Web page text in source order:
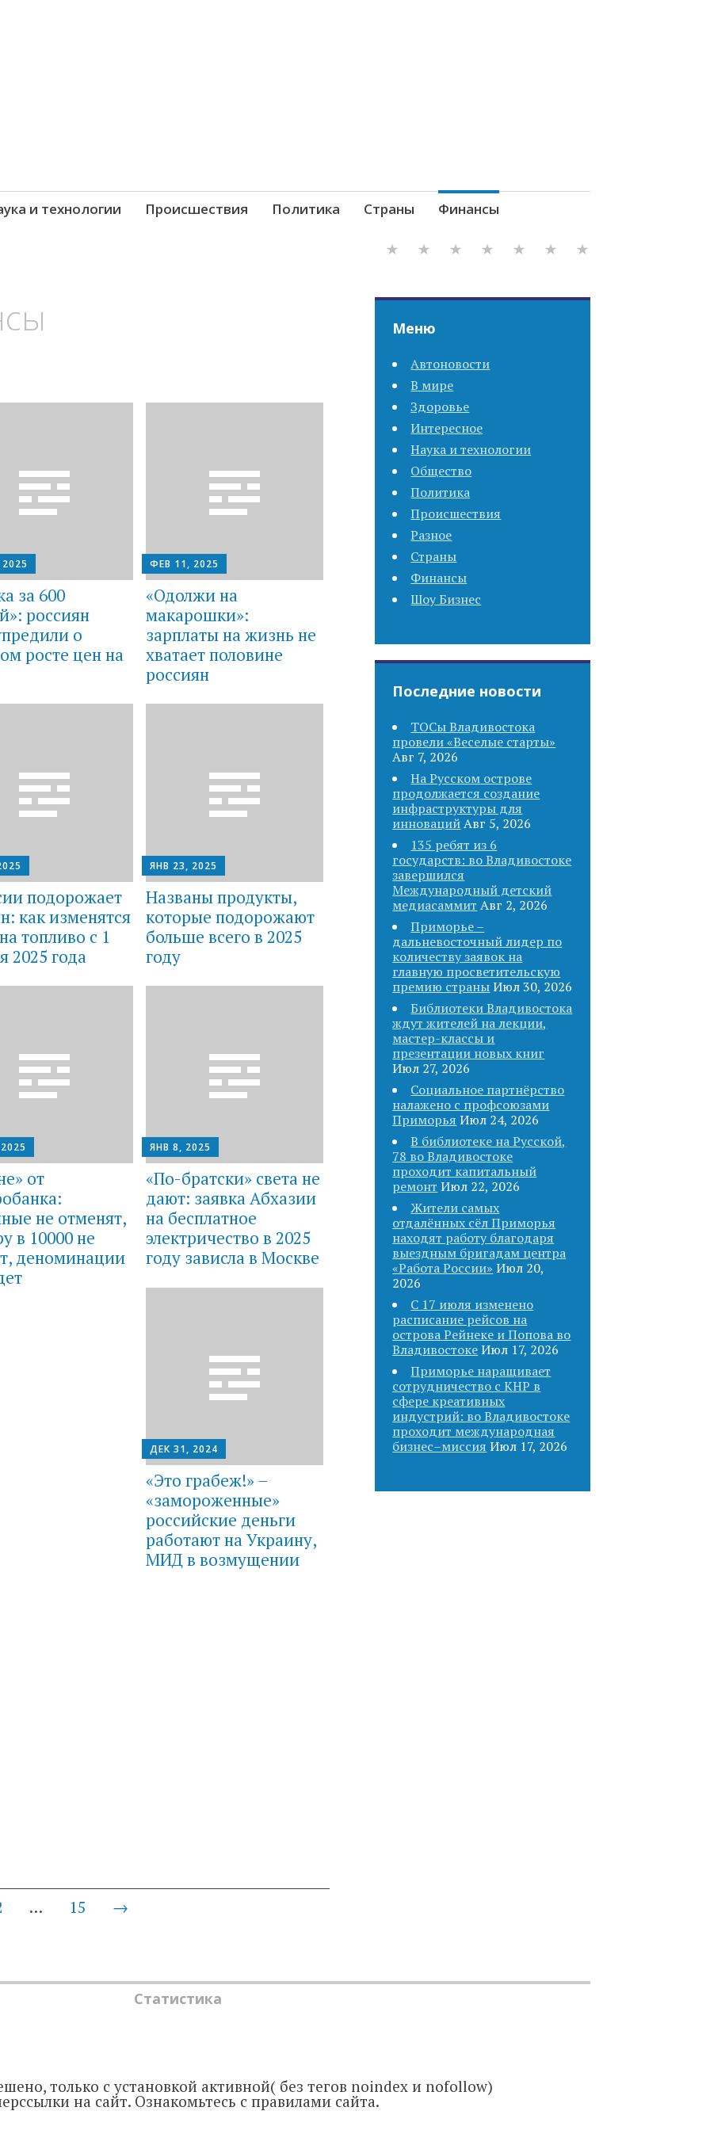
и технологии Происшествия Политика Страны Финансы
за 600
россиян
о
росте цен на
ФЕВ 11, 2025
«Одолжи на
макарошки»:
зарплаты на жизнь не
хватает половине
россиян
подорожает
как изменятся
топливо с 1
2025 года
ЯНВ 23, 2025
Названы продукты,
которые подорожают
больше всего в 2025
году
от
не отменят,
в 10000 не
деноминации
ЯНВ 8, 2025
«По-братски» света не
дают: заявка Абхазии
на бесплатное
электричество в 2025
году зависла в Москве
ДЕК 31, 2024
«Это грабеж!» –
«замороженные»
российские деньги
работают на Украину,
МИД в возмущении
… 15 →
Меню
Автоновости
В мире
Здоровье
Интересное
Наука и технологии
Общество
Политика
Происшествия
Разное
Страны
Финансы
Шоу Бизнес
Последние новости
ТОСы Владивостока
провели «Веселые старты»
Авг 7, 2026
На Русском острове
продолжается создание
инфраструктуры для
инновацийАвг 5, 2026
135 ребят из 6
государств: во Владивостоке
завершился
Международный детский
медиасаммит Авг 2, 2026
Приморье –
дальневосточный лидер по
количеству заявок на
главную просветительскую
премию страныИюл 30, 2026
Библиотеки Владивостока
ждут жителей на лекции,
мастер-классы и
презентации новых книг
Июл 27, 2026
Социальное партнёрство
налажено с профсоюзами
Приморья Июл 24, 2026
В библиотеке на Русской,
78 во Владивостоке
проходит капитальный
ремонт Июл 22, 2026
Жители самых
отдалённых сёл Приморья
находят работу благодаря
выездным бригадам центра
«Работа России» Июл 20,
2026
С 17 июля изменено
расписание рейсов на
острова Рейнеке и Попова во
ВладивостокеИюл 17, 2026
Приморье наращивает
сотрудничество с КНР в
сфере креативных
индустрий: во Владивостоке
проходит международная
бизнес–миссия Июл 17, 2026
Статистика
только с установкой активной( без тегов noindex и nofollow)
на сайт. Ознакомьтесь с правилами сайта.